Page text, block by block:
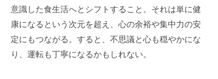
意識した食生活へとシフトすること。それは単に健
康になるという次元を超え、心の余裕や集中力の安
定にもつながる。すると、不思議と心も穏やかにな
り、運転も丁寧になるかもしれない。